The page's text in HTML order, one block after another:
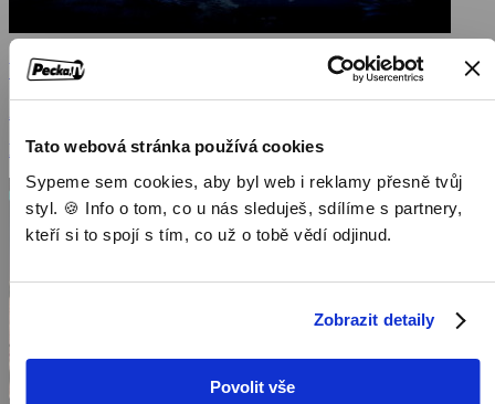
Tato webová stránka používá cookies
Sypeme sem cookies, aby byl web i reklamy přesně tvůj
styl. 🍪 Info o tom, co u nás sleduješ, sdílíme s partnery,
kteří si to spojí s tím, co už o tobě vědí odjinud.
Zobrazit detaily
Povolit vše
Vikingové II
Filmy / Akční filmy / Dramatické filmy